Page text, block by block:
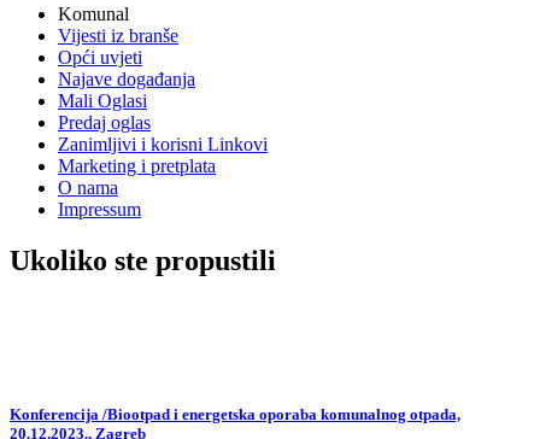
Komunal
Vijesti iz branše
Opći uvjeti
Najave događanja
Mali Oglasi
Predaj oglas
Zanimljivi i korisni Linkovi
Marketing i pretplata
O nama
Impressum
Ukoliko ste propustili
Konferencija /Biootpad i energetska oporaba komunalnog otpada,
20.12.2023., Zagreb